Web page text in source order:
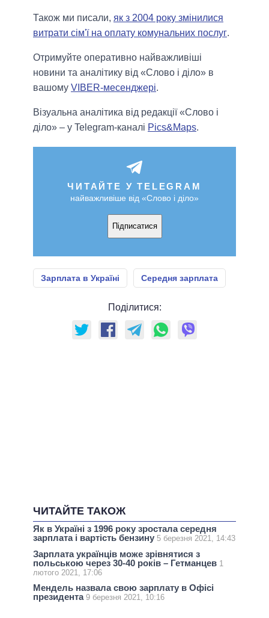
Також ми писали, як з 2004 року змінилися
витрати сім'ї на оплату комунальних послуг.
Отримуйте оперативно найважливіші
новини та аналітику від «Слово і діло» в
вашому VIBER-месенджері.
Візуальна аналітика від редакції «Слово і
діло» – у Telegram-каналі Pics&Maps.
ЧИТАЙТЕ У TELEGRAM
найважливіше від «Слово і діло»
Підписатися
Зарплата в Україні Середня зарплата
Поділитися:
ЧИТАЙТЕ ТАКОЖ
Як в Україні з 1996 року зростала середня
зарплата і вартість бензину 5 березня 2021, 14:43
Зарплата українців може зрівнятися з
польською через 30-40 років – Гетманцев 1
лютого 2021, 17:06
Мендель назвала свою зарплату в Офісі
президента 9 березня 2021, 10:16